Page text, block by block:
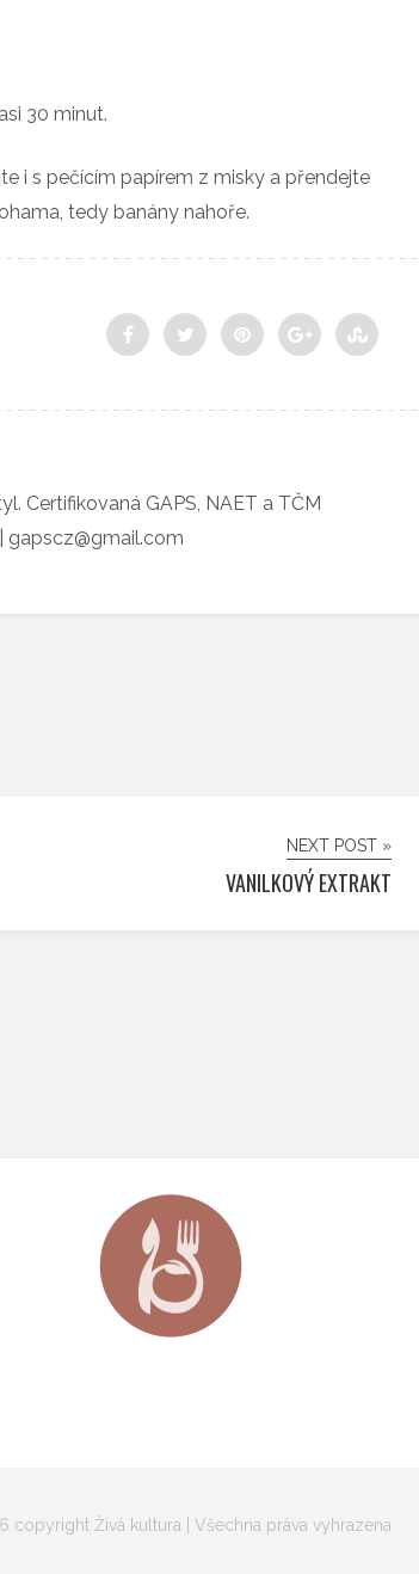
30 minut.
i s pečícím papírem z misky a přendejte
tedy banány nahoře.
Certifikovaná GAPS, NAET a TČM
gapscz@gmail.com
NEXT POST »
VANILKOVÝ EXTRAKT
copyright Živá kultura | Všechna práva vyhrazena